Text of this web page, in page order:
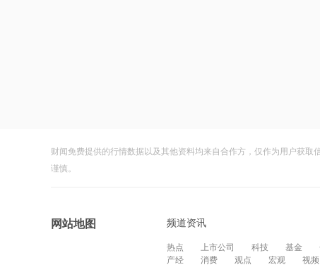
财闻免费提供的行情数据以及其他资料均来自合作方，仅作为用户获
谨慎。
网站地图 频道资讯
热点 上市公司 科技 基金
产经
消费 观点 宏观 视频